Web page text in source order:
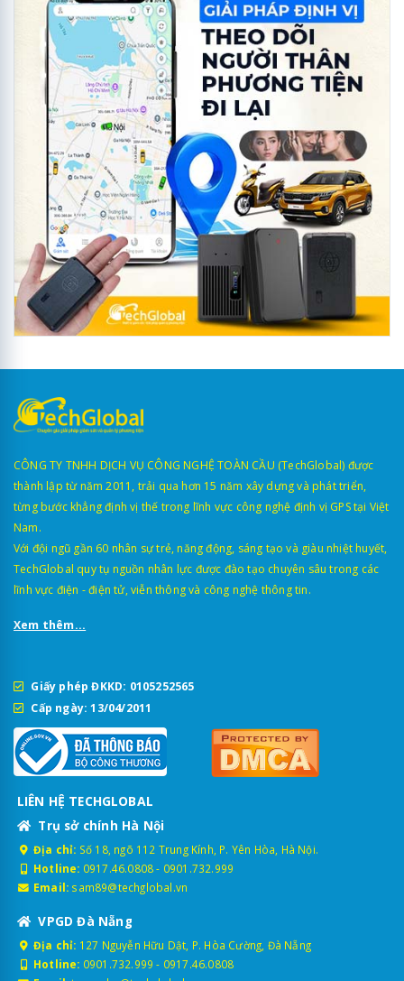
CÔNG TY TNHH DỊCH VỤ CÔNG NGHỆ TOÀN CẦU (TechGlobal) được
thành lập từ năm 2011, trải qua hơn 15 năm xây dựng và phát triển,
từng bước khẳng định vị thế trong lĩnh vực công nghệ định vị GPS tại Việt
Nam.
Với đội ngũ gần 60 nhân sự trẻ, năng động, sáng tạo và giàu nhiệt huyết,
TechGlobal quy tụ nguồn nhân lực được đào tạo chuyên sâu trong các
lĩnh vực điện - điện tử, viễn thông và công nghệ thông tin.
Xem thêm...
Giấy phép ĐKKD: 0105252565
Cấp ngày: 13/04/2011
LIÊN HỆ TECHGLOBAL
Trụ sở chính Hà Nội
Địa chỉ: Số 18, ngõ 112 Trung Kính, P. Yên Hòa, Hà Nội.
Hotline: 0917.46.0808- 0901.732.999
Email: sam89@techglobal.vn
VPGD Đà Nẵng
Địa chỉ: 127 Nguyễn Hữu Dật, P. Hòa Cường, Đà Nẵng
Hotline: 0901.732.999 - 0917.46.0808